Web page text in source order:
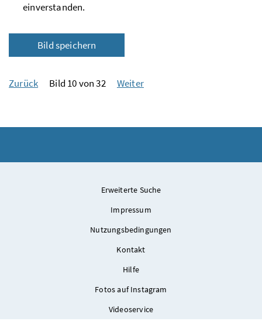
einverstanden.
Bild speichern
Zurück Bild 10 von 32 Weiter
Erweiterte Suche
Impressum
Nutzungsbedingungen
Kontakt
Hilfe
Fotos auf Instagram
Videoservice